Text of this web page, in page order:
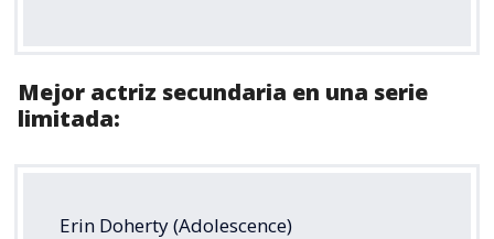
Mejor actriz secundaria en una serie
limitada:
Erin Doherty (Adolescence)